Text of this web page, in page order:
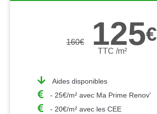
160€ 125€
TTC /m²
Aides disponibles
- 25€/m² avec Ma Prime Renov'
- 20€/m² avec les CEE